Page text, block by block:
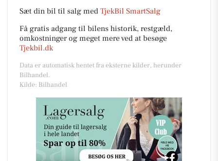
Sæt din bil til salg med TjekBil SmartSalg
Få gratis adgang til bilens historik, restgæld,
omkostninger og meget mere ved at besøge
Tjekbil.dk
Data er automatisk hentet fra eksterne kilder, herunder
Bilhandel.
Kilde: Bilhandel